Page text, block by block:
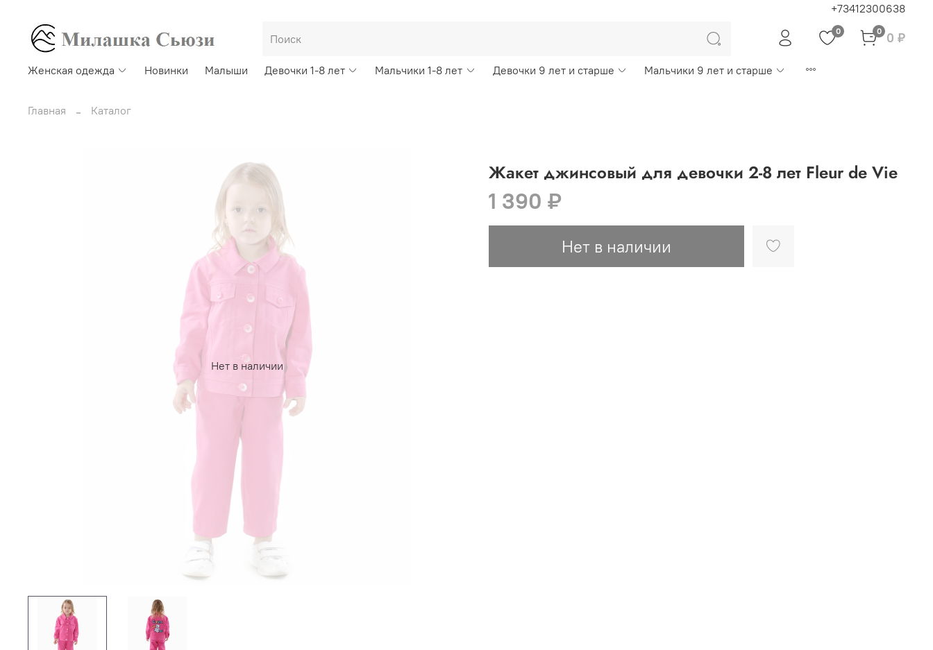
+73412300638
0 0 0 ₽
Женская одежда Новинки Малыши Девочки 1-8 лет Мальчики 1-8 лет Девочки 9 лет и старше Мальчики 9 лет и старше
Главная Каталог
Нет в наличии
Жакет джинсовый для девочки 2-8 лет Fleur de Vie
1 390 ₽
Нет в наличии